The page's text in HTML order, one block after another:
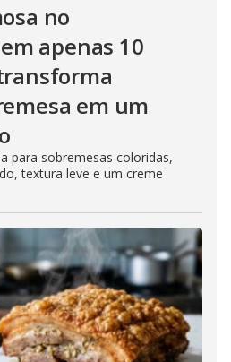
no
apenas 10
em um
para sobremesas coloridas,
textura leve e um creme